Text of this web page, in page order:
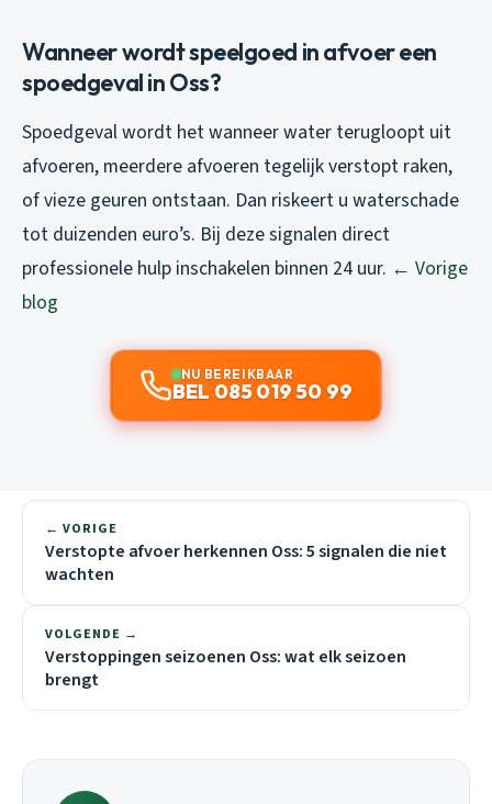
Wanneer wordt speelgoed in afvoer een
spoedgeval in Oss?
Spoedgeval wordt het wanneer water terugloopt uit
afvoeren, meerdere afvoeren tegelijk verstopt raken,
of vieze geuren ontstaan. Dan riskeert u waterschade
tot duizenden euro’s. Bij deze signalen direct
professionele hulp inschakelen binnen 24 uur. ← Vorige
blog
NU BEREIKBAAR
BEL 085 019 50 99
← VORIGE
Verstopte afvoer herkennen Oss: 5 signalen die niet
wachten
VOLGENDE →
Verstoppingen seizoenen Oss: wat elk seizoen
brengt